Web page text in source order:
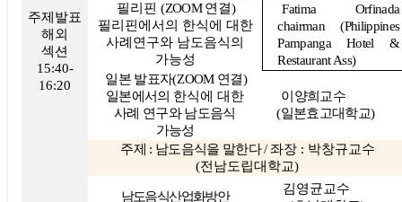
주제발표
해외
섹션
15:40-
16:20
필리핀 (ZOOM연결)
필리핀에서의 한식에 대한
사례연구와 남도음식의
가능성
Fatima Orfinada
chairman (Philippines
Pampanga Hotel &
Restaurant Ass)
일본 발표자(ZOOM 연결)
일본에서의 한식에 대한
사례 연구와 남도음식
가능성
이양희교수
(일본효고대학교)
주제 : 남도음식을 말한다/좌장 : 박창규교수
(전남도립대학교)
남도음식산업화방안
김영균교수